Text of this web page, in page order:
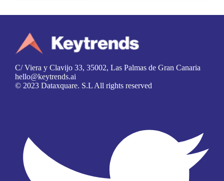
C/ Viera y Clavijo 33, 35002, Las Palmas de Gran Canaria
hello@keytrends.ai
© 2023 Dataxquare. S.L All rights reserved